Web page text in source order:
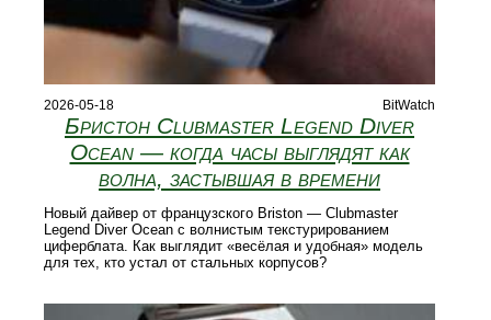
2026-05-18 BitWatch
Бристон Clubmaster Legend Diver
Ocean — когда часы выглядят как
волна, застывшая в времени
Новый дайвер от французского Briston — Clubmaster
Legend Diver Ocean с волнистым текстурированием
циферблата. Как выглядит «весёлая и удобная» модель
для тех, кто устал от стальных корпусов?